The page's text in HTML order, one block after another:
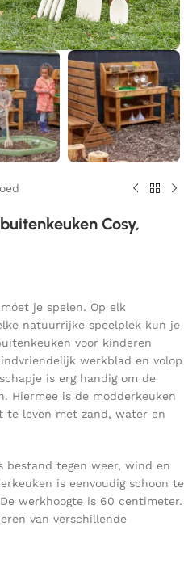
Cosy,
je spelen. Op elk
natuurrijke speelplek kun je
voor kinderen
werkblad en volop
is erg handig om de
Hiermee is de modderkeuken
te leven met zand, water en
bestand tegen weer, wind en
is eenvoudig schoon te
werkhoogte is 60 centimeter.
van verschillende